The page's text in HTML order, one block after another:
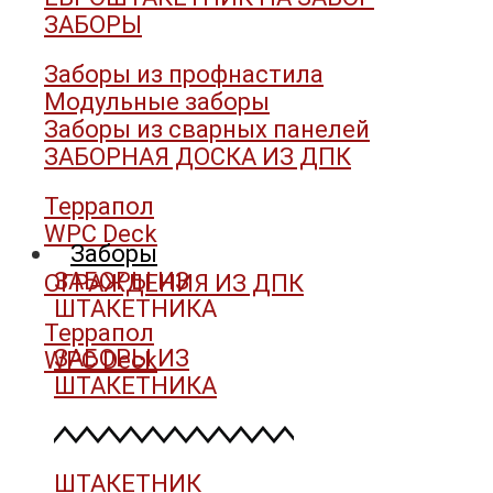
Заборы
ЗАБОРЫ ИЗ
ШТАКЕТНИКА
ЗАБОРЫ ИЗ
ШТАКЕТНИКА
ШТАКЕТНИК
ЗАБОРЫ
Заборы из профнастила
Модульные заборы
Заборы из сварных панелей
ЗАБОРНАЯ ДОСКА ИЗ ДПК
Террапол
WPC Deck
ОГРАЖДЕНИЯ ИЗ ДПК
Террапол
WPC Deck